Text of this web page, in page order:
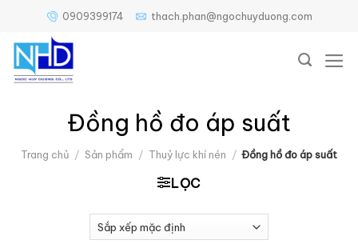
nội
dung
0909399174 thach.phan@ngochuyduong.com
Đồng hồ đo áp suất
Trang chủ / Sản phẩm / Thuỷ lực khí nén / Đồng hồ đo áp suất
LỌC